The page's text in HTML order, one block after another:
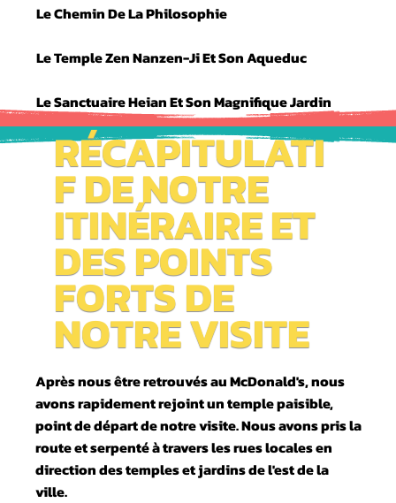
Le Chemin De La Philosophie
Le Temple Zen Nanzen-Ji Et Son Aqueduc
Le Sanctuaire Heian Et Son Magnifique Jardin
RÉCAPITULATI
F DE NOTRE
ITINÉRAIRE ET
DES POINTS
FORTS DE
NOTRE VISITE
Après nous être retrouvés au McDonald's, nous
avons rapidement rejoint un temple paisible,
point de départ de notre visite. Nous avons pris la
route et serpenté à travers les rues locales en
direction des temples et jardins de l'est de la
ville.